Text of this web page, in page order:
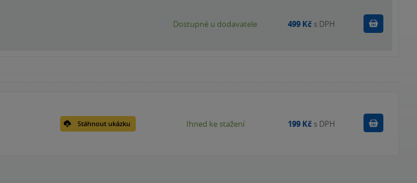
Dostupné u dodavatele 499 Kč s DPH
Stáhnout ukázku Ihned ke stažení 199 Kč s DPH Koupit